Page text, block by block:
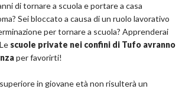
di tornare a scuola e portare a casa
Sei bloccato a causa di un ruolo lavorativo
per tornare a scuola? Apprenderai
scuole private nei confini di Tufo avranno
per favorirti!
in giovane età non risulterà un